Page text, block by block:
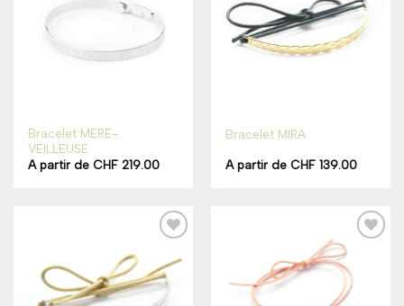
Bracelet MERE-
VEILLEUSE
A partir deCHF 219.00
Rupture de stock
Bracelet MIRA
A partir deCHF 139.00
wishlist
wishlist